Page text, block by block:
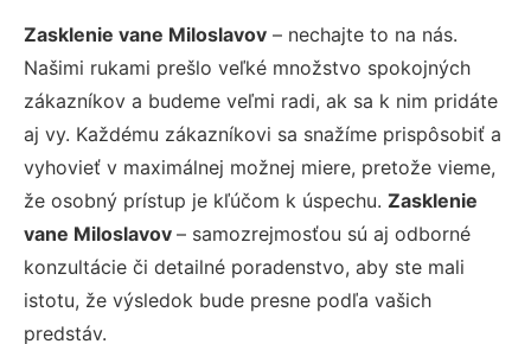
Zasklenie vane Miloslavov – nechajte to na nás.
Našimi rukami prešlo veľké množstvo spokojných
zákazníkov a budeme veľmi radi, ak sa k nim pridáte
aj vy. Každému zákazníkovi sa snažíme prispôsobiť a
vyhovieť v maximálnej možnej miere, pretože vieme,
že osobný prístup je kľúčom k úspechu. Zasklenie
vane Miloslavov – samozrejmosťou sú aj odborné
konzultácie či detailné poradenstvo, aby ste mali
istotu, že výsledok bude presne podľa vašich
predstáv.